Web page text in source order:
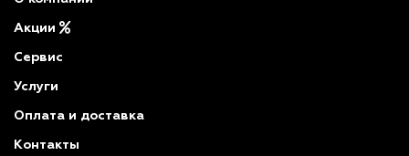
Акции
Сервис
Услуги
Оплата и доставка
Контакты